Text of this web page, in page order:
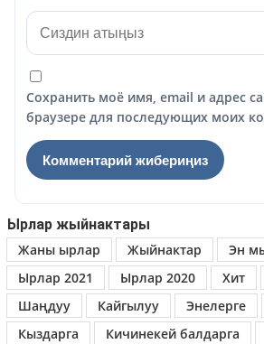
Сохранить моё имя, email и адрес
браузере для последующих моих
Ырлар жыйнактары
Жаны ырлар
Жыйнактар
Эн
Ырлар 2021
Ырлар 2020 Хит
Шаңдуу
Кайгылуу Энелерге
Кыздарга
Кичинекей балдарга